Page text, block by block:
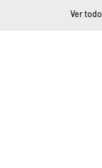
Ver todo